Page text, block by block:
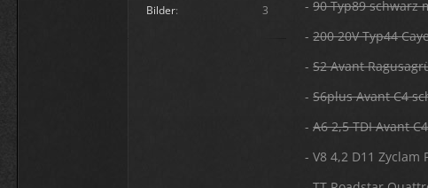
Bilder
3
-90 Typ89 schwarz
-200 20V Typ44
-S2 Avant
-S6plus Avant C4
-A6 2,5 TDI Avant
- V8 4,2 D11 Zyclam